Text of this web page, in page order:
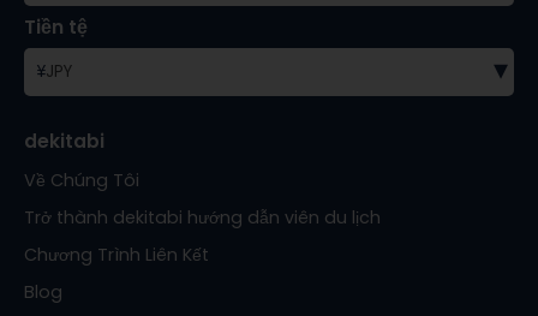
Tiền tệ
¥JPY ▾
dekitabi
Về Chúng Tôi
Trở thành dekitabi hướng dẫn viên du lịch
Chương Trình Liên Kết
Blog